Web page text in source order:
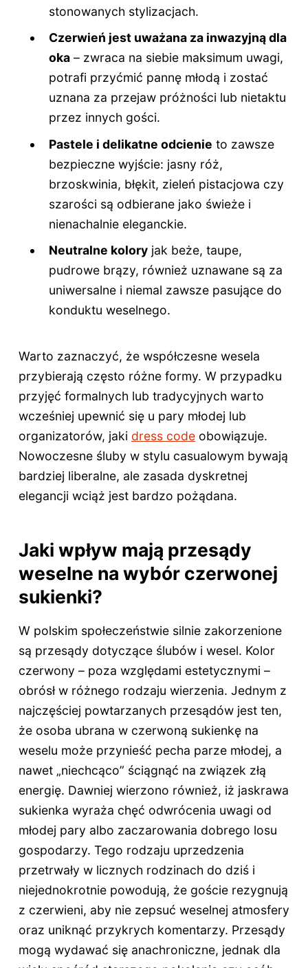
stonowanych stylizacjach.
Czerwień jest uważana za inwazyjną dla
oka – zwraca na siebie maksimum uwagi,
potrafi przyćmić pannę młodą i zostać
uznana za przejaw próżności lub nietaktu
przez innych gości.
Pastele i delikatne odcienie to zawsze
bezpieczne wyjście: jasny róż,
brzoskwinia, błękit, zieleń pistacjowa czy
szarości są odbierane jako świeże i
nienachalnie eleganckie.
Neutralne kolory jak beże, taupe,
pudrowe brązy, również uznawane są za
uniwersalne i niemal zawsze pasujące do
konduktu weselnego.
Warto zaznaczyć, że współczesne wesela
przybierają często różne formy. W przypadku
przyjęć formalnych lub tradycyjnych warto
wcześniej upewnić się u pary młodej lub
organizatorów, jaki dress codeobowiązuje.
Nowoczesne śluby w stylu casualowym bywają
bardziej liberalne, ale zasada dyskretnej
elegancji wciąż jest bardzo pożądana.
Jaki wpływ mają przesądy
weselne na wybór czerwonej
sukienki?
W polskim społeczeństwie silnie zakorzenione
są przesądy dotyczące ślubów i wesel. Kolor
czerwony – poza względami estetycznymi –
obrósł w różnego rodzaju wierzenia. Jednym z
najczęściej powtarzanych przesądów jest ten,
że osoba ubrana w czerwoną sukienkę na
weselu może przynieść pecha parze młodej, a
nawet „niechcąco” ściągnąć na związek złą
energię. Dawniej wierzono również, iż jaskrawa
sukienka wyraża chęć odwrócenia uwagi od
młodej pary albo zaczarowania dobrego losu
gospodarzy. Tego rodzaju uprzedzenia
przetrwały w licznych rodzinach do dziś i
niejednokrotnie powodują, że goście rezygnują
z czerwieni, aby nie zepsuć weselnej atmosfery
oraz uniknąć przykrych komentarzy. Przesądy
mogą wydawać się anachroniczne, jednak dla